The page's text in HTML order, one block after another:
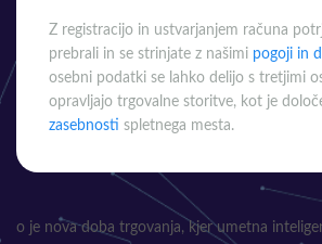
Z registracijo in ustvarjanjem računa
prebrali in se strinjate z našimi pogoji in
osebni podatki se lahko delijo s tretjimi
opravljajo trgovalne storitve, kot je
zasebnosti spletnega mesta.
o je nova doba trgovanja, kjer umetna